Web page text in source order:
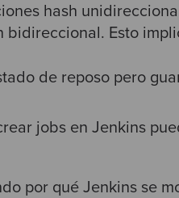
hash
Esto
de reposo pero
jobs en Jenkins
por qué Jenkins se